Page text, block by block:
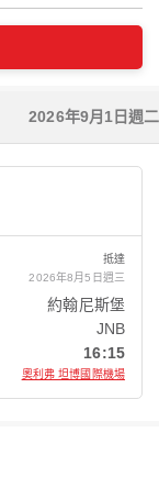
2026年9月1日週二
抵達
2026年8月5日週三
約翰尼斯堡
JNB
16:15
奧利弗 坦博國際機場